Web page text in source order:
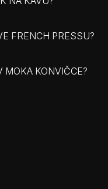
FRENCH PRESSU?
MOKA KONVIČCE?